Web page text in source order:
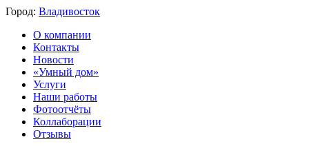
Город: Владивосток
О компании
Контакты
Новости
«Умный дом»
Услуги
Наши работы
Фотоотчёты
Коллаборации
Отзывы